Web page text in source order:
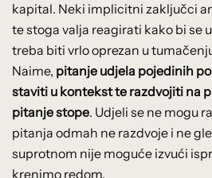
kapital. Neki implicitni zaključci
te stoga valja reagirati kako bi se
treba biti vrlo oprezan u
Naime, pitanje udjela pojedinih
staviti u kontekst te razdvojiti na
pitanje stope. Udjeli se ne mogu
pitanja odmah ne razdvoje i ne
suprotnom nije moguće izvući
krenimo redom.